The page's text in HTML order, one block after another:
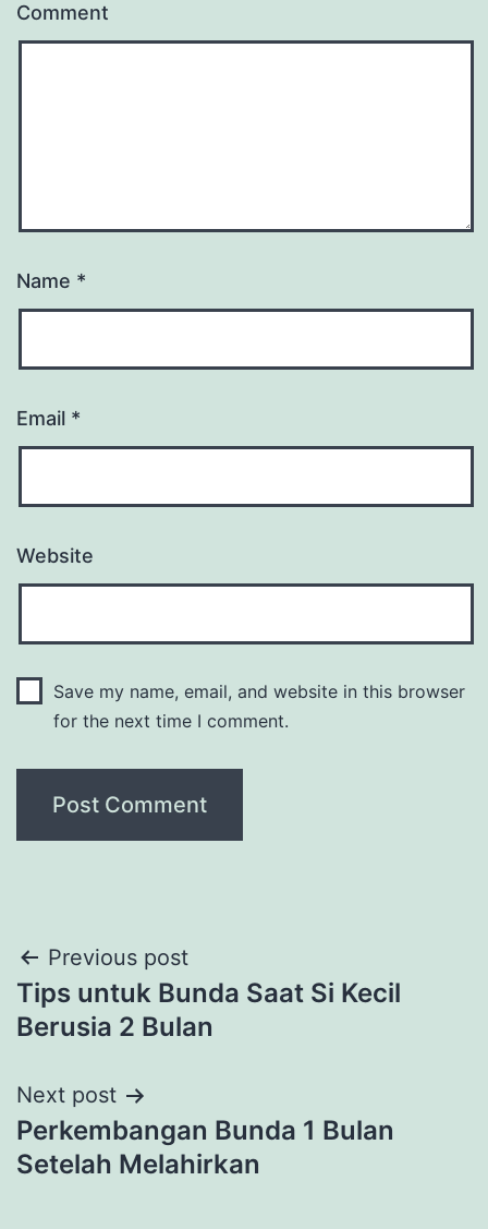
Comment
Name *
Email *
Website
Save my name, email, and website in this browser
for the next time I comment.
Post
navigation
Previous post
Tips untuk Bunda Saat Si Kecil
Berusia 2 Bulan
Next post
Perkembangan Bunda 1 Bulan
Setelah Melahirkan